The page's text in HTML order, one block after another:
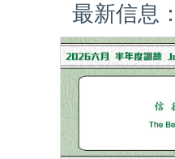
最新信息